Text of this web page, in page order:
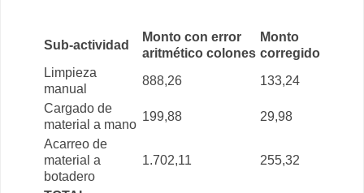
Sub-actividad
Monto con error
aritmético colones
Monto
corregido
Limpieza
manual
888,26
133,24
Cargado de
material a mano
199,88
29,98
Acarreo de
material a
botadero
1.702,11 255,32